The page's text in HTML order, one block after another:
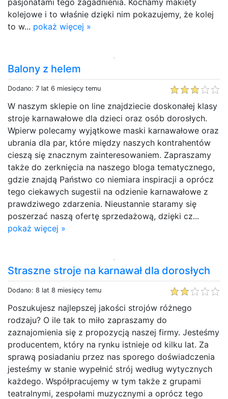
kolejowe i to właśnie dzięki nim pokazujemy, że kolej
to w... pokaż więcej »
Balony z helem
Dodano: 7 lat 6 miesięcy temu
W naszym sklepie on line znajdziecie doskonałej klasy
stroje karnawałowe dla dzieci oraz osób dorosłych.
Wpierw polecamy wyjątkowe maski karnawałowe oraz
ubrania dla par, które między naszych kontrahentów
cieszą się znacznym zainteresowaniem. Zapraszamy
także do zerknięcia na naszego bloga tematycznego,
gdzie znajdą Państwo co niemiara inspiracji a oprócz
tego ciekawych sugestii na odzienie karnawałowe z
prawdziwego zdarzenia. Nieustannie staramy się
poszerzać naszą ofertę sprzedażową, dzięki cz...
pokaż więcej »
Straszne stroje na karnawał dla dorosłych
Dodano: 8 lat 8 miesięcy temu
Poszukujesz najlepszej jakości strojów różnego
rodzaju? O ile tak to miło zapraszamy do
zaznajomienia się z propozycją naszej firmy. Jesteśmy
producentem, który na rynku istnieje od kilku lat. Za
sprawą posiadaniu przez nas sporego doświadczenia
jesteśmy w stanie wypełnić strój według wytycznych
każdego. Współpracujemy w tym także z grupami
teatralnymi, zespołami muzycznymi a oprócz tego